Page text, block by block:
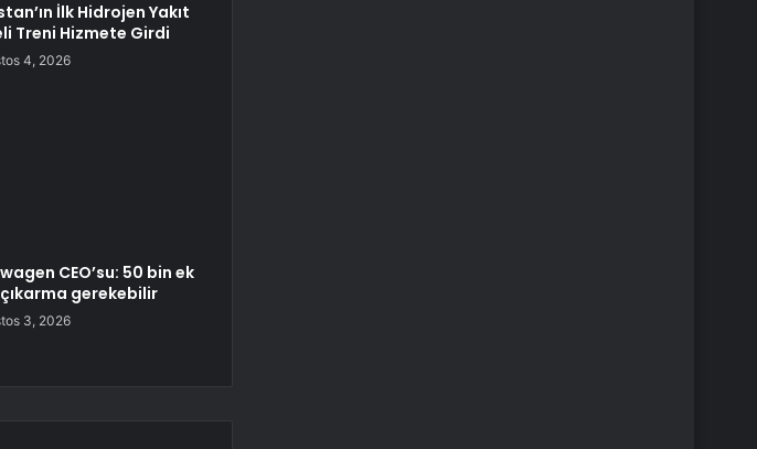
İlk Hidrojen Yakıt
Treni Hizmete Girdi
4, 2026
CEO’su: 50 bin ek
gerekebilir
3, 2026